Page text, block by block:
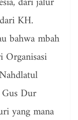
KH.
bahwa mbah
Organisasi
Dur
yang mana